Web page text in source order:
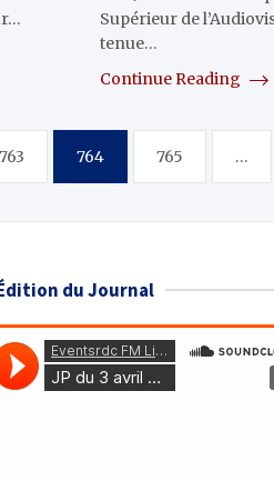
Supérieur de
tenue…
Continue Reading
763 764 765 …
du Journal